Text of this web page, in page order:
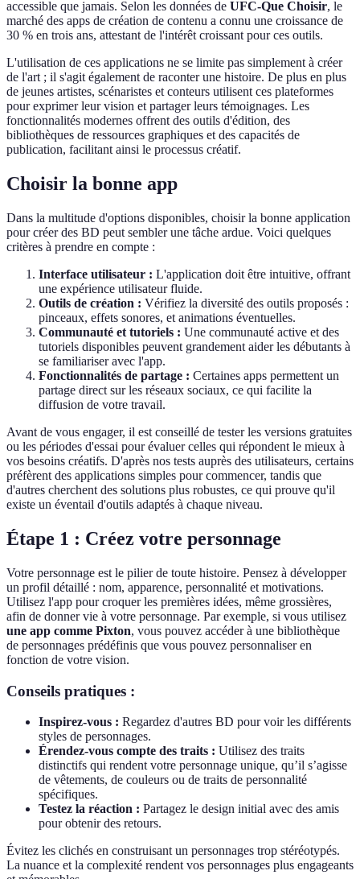
accessible que jamais. Selon les données de UFC-Que Choisir, le
marché des apps de création de contenu a connu une croissance de
30 % en trois ans, attestant de l'intérêt croissant pour ces outils.
L'utilisation de ces applications ne se limite pas simplement à créer
de l'art ; il s'agit également de raconter une histoire. De plus en plus
de jeunes artistes, scénaristes et conteurs utilisent ces plateformes
pour exprimer leur vision et partager leurs témoignages. Les
fonctionnalités modernes offrent des outils d'édition, des
bibliothèques de ressources graphiques et des capacités de
publication, facilitant ainsi le processus créatif.
Choisir la bonne app
Dans la multitude d'options disponibles, choisir la bonne application
pour créer des BD peut sembler une tâche ardue. Voici quelques
critères à prendre en compte :
Interface utilisateur : L'application doit être intuitive, offrant
une expérience utilisateur fluide.
Outils de création : Vérifiez la diversité des outils proposés :
pinceaux, effets sonores, et animations éventuelles.
Communauté et tutoriels : Une communauté active et des
tutoriels disponibles peuvent grandement aider les débutants à
se familiariser avec l'app.
Fonctionnalités de partage : Certaines apps permettent un
partage direct sur les réseaux sociaux, ce qui facilite la
diffusion de votre travail.
Avant de vous engager, il est conseillé de tester les versions gratuites
ou les périodes d'essai pour évaluer celles qui répondent le mieux à
vos besoins créatifs. D'après nos tests auprès des utilisateurs, certains
préfèrent des applications simples pour commencer, tandis que
d'autres cherchent des solutions plus robustes, ce qui prouve qu'il
existe un éventail d'outils adaptés à chaque niveau.
Étape 1 : Créez votre personnage
Votre personnage est le pilier de toute histoire. Pensez à développer
un profil détaillé : nom, apparence, personnalité et motivations.
Utilisez l'app pour croquer les premières idées, même grossières,
afin de donner vie à votre personnage. Par exemple, si vous utilisez
une app comme Pixton, vous pouvez accéder à une bibliothèque
de personnages prédéfinis que vous pouvez personnaliser en
fonction de votre vision.
Conseils pratiques :
Inspirez-vous : Regardez d'autres BD pour voir les différents
styles de personnages.
Érendez-vous compte des traits : Utilisez des traits
distinctifs qui rendent votre personnage unique, qu’il s’agisse
de vêtements, de couleurs ou de traits de personnalité
spécifiques.
Testez la réaction : Partagez le design initial avec des amis
pour obtenir des retours.
Évitez les clichés en construisant un personnages trop stéréotypés.
La nuance et la complexité rendent vos personnages plus engageants